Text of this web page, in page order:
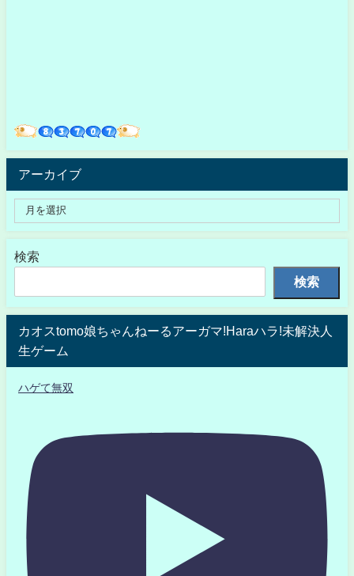
アーカイブ
検索
検索
カオスtomo娘ちゃんねーるアーガマ!Haraハラ!未解決人
生ゲーム
ハゲて無双